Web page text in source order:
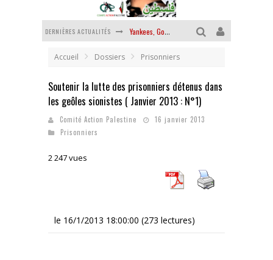
DERNIÈRES ACTUALITÉS Yankees, Go home !
Chantage terroriste
Des accords de paix sans le peuple et contre le peuple
La puissance américaine en peau de chagrin
Accueil Dossiers Prisonniers
Soutenir la lutte des prisonniers détenus dans
les geôles sionistes ( Janvier 2013 : N°1)
Comité Action Palestine
16 janvier 2013
Prisonniers
2 247 vues
le 16/1/2013 18:00:00 (273 lectures)